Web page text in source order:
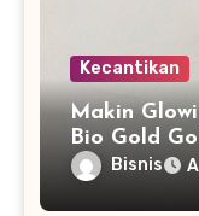
Kecantikan
Makin
Bio Gold
Bisnis